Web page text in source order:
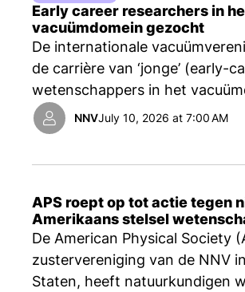
Early career researchers in
vacuümdomein gezocht
De internationale
de carrière van ‘jonge’ (early-
wetenschappers in het
boost geven met de onlangs
Career Researcher (ECR)
NNVJuly 10, 2026 at 7:00 AM
APS roept op tot actie tegen
Amerikaans stelsel
De American Physical Society
zustervereniging van de NNV
Staten, heeft natuurkundigen